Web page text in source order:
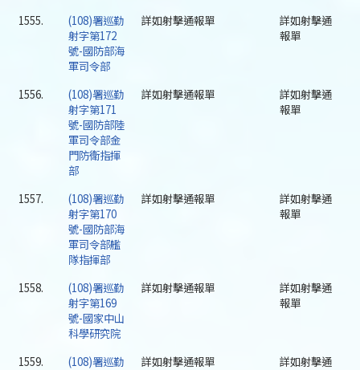
1555.
(108)署巡勤
射字第172
號-國防部海
軍司令部
詳如射擊通報單
詳如射擊通
報單
1556.
(108)署巡勤
射字第171
號-國防部陸
軍司令部金
門防衛指揮
部
詳如射擊通報單
詳如射擊通
報單
1557.
(108)署巡勤
射字第170
號-國防部海
軍司令部艦
隊指揮部
詳如射擊通報單
詳如射擊通
報單
1558.
(108)署巡勤
射字第169
號-國家中山
科學研究院
詳如射擊通報單
詳如射擊通
報單
1559.
(108)署巡勤
詳如射擊通報單
詳如射擊通